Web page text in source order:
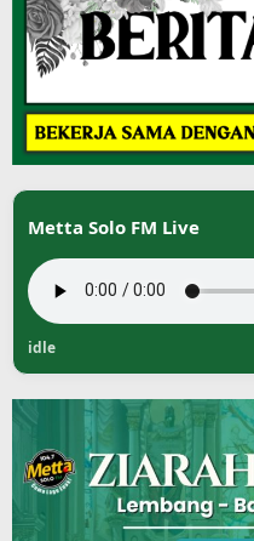
Metta Solo FM Live
idle